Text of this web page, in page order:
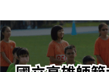
轉
至
主
要
內